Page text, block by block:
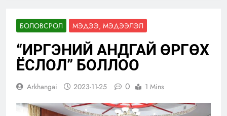
БОЛОВСРОЛ МЭДЭЭ, МЭДЭЭЛЭЛ
“ИРГЭНИЙ АНДГАЙ ӨРГӨХ
ЁСЛОЛ” БОЛЛОО
Arkhangai 2023-11-25 0 1 Mins